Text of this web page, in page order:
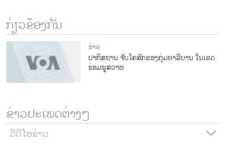
ວີດີໂອ
ລາຍການກະຈາຍສຽງ
ລາຍງານ
ຕິດຕາມພວກເຮົາ ທີ່
ພາສາຕ່າງໆ
ກ່ຽວຂ້ອງກັນ
ຂ່າວ
ປາກິສຖານ ຈັບໂຄສົກຂອງກຸ່ມທາລີບານ ໃນເຂດ
ຮ່ອມພູສວາທ
ຂ່າວປະເພດຕ່າງໆ
ວີດີໂອຂ່າວ